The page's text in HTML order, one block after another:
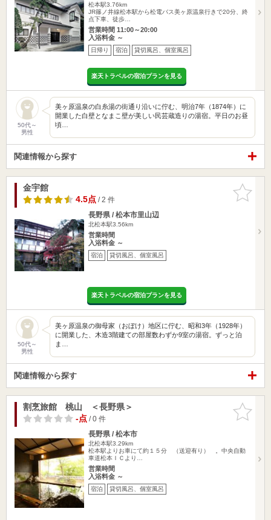
松本駅3.76km
JR篠ノ井線松本駅から松電バス美ヶ原温泉行きで20分、終
点下車、徒歩…
営業時間 11:00～20:00
入浴料金 ～
日帰り 宿泊 貸切風呂、個室風呂
楽天トラベルの宿泊プランを見る
50代～
男性
美ヶ原温泉の白糸湯の街通り沿いに佇む、明治7年（1874年）に
開業した白壁となまこ壁が美しい民芸蔵造りの湯宿。平日のお昼
頃…
関連情報から探す
お気に入
りに追加
金宇館
4.5点/ 2 件
長野県 / 松本市里山辺
北松本駅3.56km
営業時間
入浴料金 ～
宿泊 貸切風呂、個室風呂
楽天トラベルの宿泊プランを見る
50代～
男性
美ヶ原温泉の御母家（おぼけ）地区に佇む、昭和3年（1928年）
に開業した、木造3階建ての部屋数わずか9室の湯宿。ずっと泊
ま…
関連情報から探す
お気に入
りに追加
割烹旅館 桃山 ＜長野県＞
-点/ 0 件
長野県 / 松本市
北松本駅3.29km
松本駅よりお車にて約１５分 （送迎有り） 。中央自動
車道松本ＩＣより…
営業時間
入浴料金 ～
宿泊 貸切風呂、個室風呂